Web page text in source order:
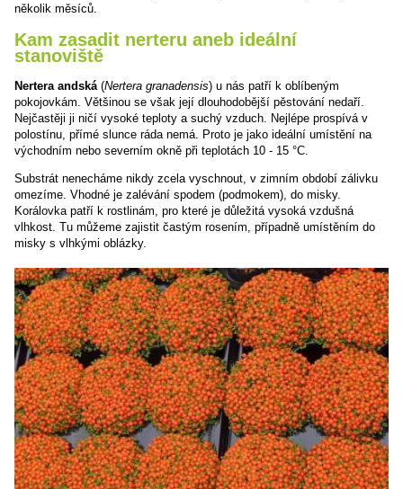
několik měsíců.
Kam zasadit nerteru aneb ideální
stanoviště
Nertera andská(Nertera granadensis) u nás patří k oblíbeným
pokojovkám. Většinou se však její dlouhodobější pěstování nedaří.
Nejčastěji ji ničí vysoké teploty a suchý vzduch. Nejlépe prospívá v
polostínu, přímé slunce ráda nemá. Proto je jako ideální umístění na
východním nebo severním okně při teplotách 10 - 15 °C.
Substrát nenecháme nikdy zcela vyschnout, v zimním období zálivku
omezíme. Vhodné je zalévání spodem (podmokem), do misky.
Korálovka patří k rostlinám, pro které je důležitá vysoká vzdušná
vlhkost. Tu můžeme zajistit častým rosením, případně umístěním do
misky s vlhkými oblázky.